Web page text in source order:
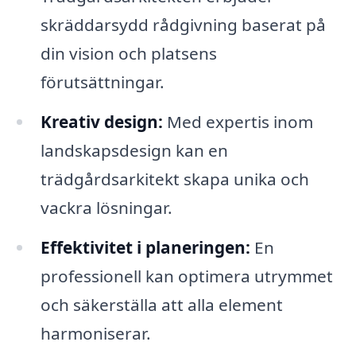
skräddarsydd rådgivning baserat på
din vision och platsens
förutsättningar.
Kreativ design: Med expertis inom
landskapsdesign kan en
trädgårdsarkitekt skapa unika och
vackra lösningar.
Effektivitet i planeringen: En
professionell kan optimera utrymmet
och säkerställa att alla element
harmoniserar.